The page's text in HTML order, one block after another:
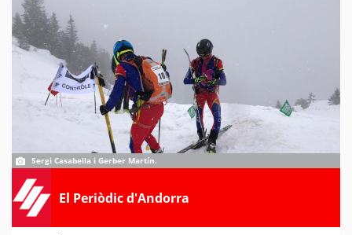
Sergi Casabella i Gerber Martín.
El Periòdic d'Andorra